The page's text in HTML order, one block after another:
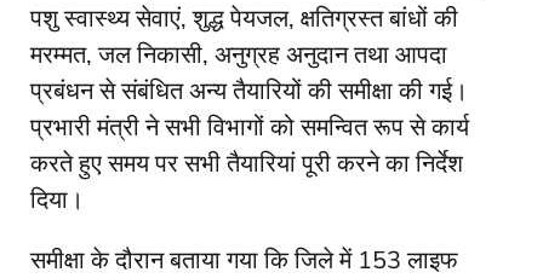
पशु स्वास्थ्य सेवाएं, शुद्ध पेयजल, क्षतिग्रस्त बांधों की
मरम्मत, जल निकासी, अनुग्रह अनुदान तथा आपदा
प्रबंधन से संबंधित अन्य तैयारियों की समीक्षा की गई।
प्रभारी मंत्री ने सभी विभागों को समन्वित रूप से कार्य
करते हुए समय पर सभी तैयारियां पूरी करने का निर्देश
दिया।
समीक्षा के दौरान बताया गया कि जिले में 153 लाइफ